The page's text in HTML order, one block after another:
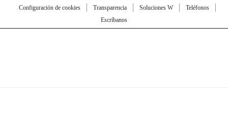
Configuración de cookies
Transparencia Soluciones W
Teléfonos
Escríbanos